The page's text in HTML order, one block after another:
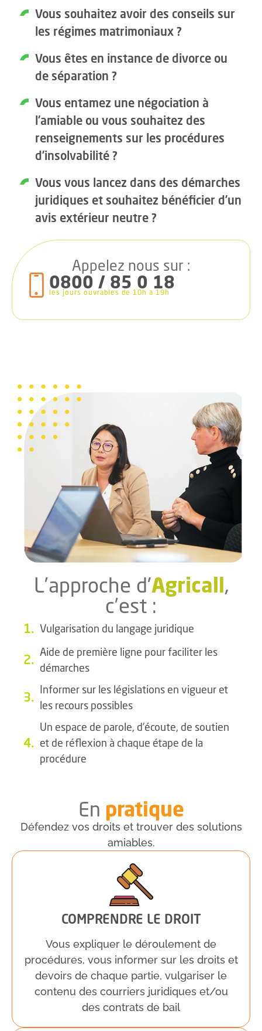
Vous souhaitez avoir des conseils sur
les régimes matrimoniaux ?
Vous êtes en instance de divorce ou
de séparation ?
Vous entamez une négociation à
l’amiable ou vous souhaitez des
renseignements sur les procédures
d’insolvabilité ?
Vous vous lancez dans des démarches
juridiques et souhaitez bénéficier d’un
avis extérieur neutre ?
Appelez nous sur :
0800 / 85 0 18
les jours ouvrables de 10h a 19h
L’approche d'Agricall,
c’est :
1. Vulgarisation du langage juridique
2.
Aide de première ligne pour faciliter les
démarches
3.
Informer sur les législations en vigueur et
les recours possibles
4.
Un espace de parole, d’écoute, de soutien
et de réflexion à chaque étape de la
procédure
En pratique
Défendez vos droits et trouver des solutions
amiables.
COMPRENDRE LE DROIT
Vous expliquer le déroulement de
procédures, vous informer sur les droits et
devoirs de chaque partie, vulgariser le
contenu des courriers juridiques et/ou
des contrats de bail